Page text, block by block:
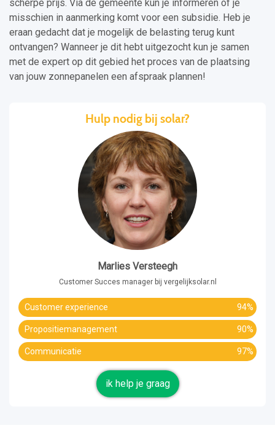
scherpe prijs. Via de gemeente kun je informeren of je
misschien in aanmerking komt voor een subsidie. Heb je
eraan gedacht dat je mogelijk de belasting terug kunt
ontvangen? Wanneer je dit hebt uitgezocht kun je samen
met de expert op dit gebied het proces van de plaatsing
van jouw zonnepanelen een afspraak plannen!
Hulp nodig bij solar?
Marlies Versteegh
Customer Succes manager bij vergelijksolar.nl
Customer experience 94%
Propositiemanagement 90%
Communicatie 97%
ik help je graag